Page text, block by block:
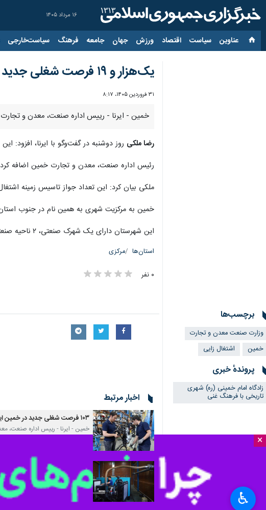
۱۶ مرداد ۱۴۰۵
عناوین‌ سیاست اقتصاد ورزش جهان جامعه فرهنگ سیاست‌خارجی
×
یک‌هزار و ۱۹ فرصت شغلی جدید در خمین ایجاد شد
۳۱ فروردین ۱۴۰۵، ۸:۱۷
خمین - ایرنا - رییس اداره صنعت، معدن و تجارت خمین گفت: پارسال یک‌هزار و ۱۹ فرصت شغلی با
رضا ملکی روز دوشنبه در گفت‌وگو با ایرنا، افزود: این شمار اشتغال با ۴۲ هزار و ۹۳۸ میلیارد و ۳۸۸میلیون
رئیس اداره صنعت، معدن و تجارت خمین اضافه کرد: ۱۷فقره جواز تاسیس با برآورد سرمایه‌گذاری ۹ هزار و ۱۷۲ میلیارد و ۴۹۴ میلیون ریال نیز پارسال در این شهرستان
ملکی بیان کرد: این تعداد جواز تاسیس زمینه اشتغال ۴۶۱ نفر را در خمین فراهم
خمین به مرکزیت شهری به همین نام در جنوب استان مرکزی و در فاصله ۷۲
این شهرستان دارای یک شهرک صنعتی، ۲ ناحیه صنعتی و ۱۶۰ واحد تولیدی و صنعتی با اشتغال چهارهزار و ۳۰۰ نفر است
استان‌ها مرکزی
۰ نفر
برچسب‌ها
وزارت صنعت معدن و تجارت
خمین
اشتغال زایی
پروندهٔ خبری
زادگاه امام خمینی (ره) شهری
تاریخی با فرهنگ غنی اخبار مرتبط
۱۰۳ فرصت شغلی جدید در خمین ایجاد شد
خمین - ایرنا - رییس اداره صنعت، معدن و تجارت خمین گفت:
هفت‌هزار و ۹۲۸میلیارد ریال سرمایه‌گذاری در صنعت خمین انجام شد
خمین - ایرنا - رییس اداره صنعت، معدن و
♿︎